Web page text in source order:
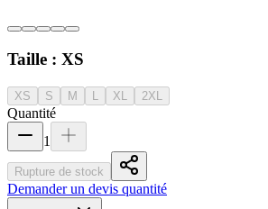
Taille : XS
XS S M L XL 2XL
Quantité
1
Rupture de stock
Demander un devis quantité